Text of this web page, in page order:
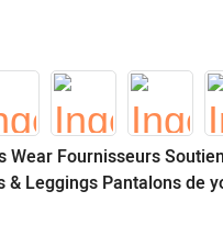
Wear Fournisseurs
Leggings Pantalons de